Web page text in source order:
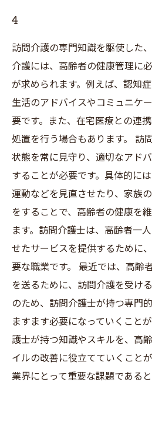
4
訪問介護の専門知識を駆使した
介護には、高齢者の健康管理に
が求められます。例えば、認知
生活のアドバイスやコミュニケ
要です。また、在宅医療との連
処置を行う場合もあります。 訪
状態を常に見守り、適切なアド
することが必要です。具体的に
運動などを見直させたり、家族
をすることで、高齢者の健康を
ます。訪問介護士は、高齢者一
せたサービスを提供するために
要な職業です。 最近では、高齢
を送るために、訪問介護を受け
のため、訪問介護士が持つ専門
ますます必要になっていくこと
護士が持つ知識やスキルを、高
イルの改善に役立てていくこと
業界にとって重要な課題であると